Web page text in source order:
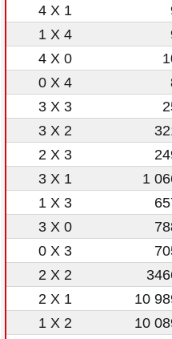
4 X 1
1 X 4
4 X 0
0 X 4
3 X 3
3 X 2
2 X 3
3 X 1
1
1 X 3
3 X 0
0 X 3
2 X 2
2 X 1
10
1 X 2
10